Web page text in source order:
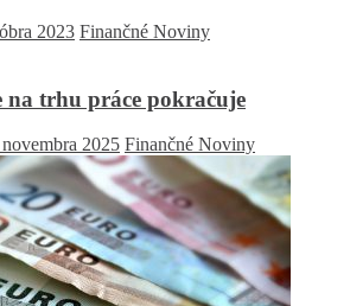
2023 Finančné Noviny
na trhu práce pokračuje
2025 Finančné Noviny